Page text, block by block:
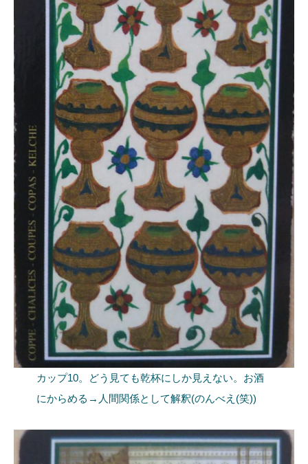
カップ10。どう見ても乾杯にしか見えない。お酒
にからめる→人間関係として解釈(のんべえ(笑))